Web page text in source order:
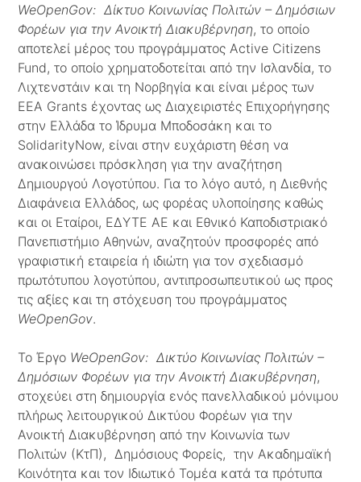
WeOpenGov: Δίκτυο Κοινωνίας Πολιτών – Δημόσιων
Φορέων για την Ανοικτή Διακυβέρνηση, το οποίο
αποτελεί μέρος του προγράμματος Active Citizens
Fund, το οποίο χρηματοδοτείται από την Ισλανδία, το
Λιχτενστάιν και τη Νορβηγία και είναι μέρος των
EEA Grants έχοντας ως Διαχειριστές Επιχορήγησης
στην Ελλάδα το Ίδρυμα Μποδοσάκη και το
SolidarityNow, είναι στην ευχάριστη θέση να
ανακοινώσει πρόσκληση για την αναζήτηση
Δημιουργού Λογοτύπου. Για το λόγο αυτό, η Διεθνής
Διαφάνεια Ελλάδος, ως φορέας υλοποίησης καθώς
και οι Εταίροι, ΕΔΥΤΕ ΑΕ και Εθνικό Καποδιστριακό
Πανεπιστήμιο Αθηνών, αναζητούν προσφορές από
γραφιστική εταιρεία ή ιδιώτη για τον σχεδιασμό
πρωτότυπου λογοτύπου, αντιπροσωπευτικού ως προς
τις αξίες και τη στόχευση του προγράμματος
WeOpenGov.
Το Έργο WeOpenGov: Δικτύο Κοινωνίας Πολιτών –
Δημόσιων Φορέων για την Ανοικτή Διακυβέρνηση,
στοχεύει στη δημιουργία ενός πανελλαδικού μόνιμου
πλήρως λειτουργικού Δικτύου Φορέων για την
Ανοικτή Διακυβέρνηση από την Κοινωνία των
Πολιτών (ΚτΠ), Δημόσιους Φορείς, την Ακαδημαϊκή
Κοινότητα και τον Ιδιωτικό Τομέα κατά τα πρότυπα